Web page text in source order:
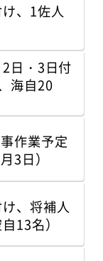
、1佐人
日・3日付
海自20
作業予定
3日）
、将補人
13名）